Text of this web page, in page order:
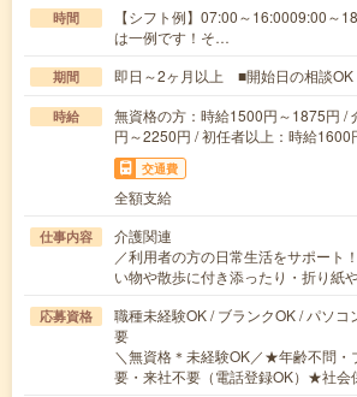
時間
【シフト例】07:00～16:0009:00～
は一例です！そ…
期間 即日～2ヶ月以上 ■開始日の相談OK
時給
無資格の方：時給1500円～1875円 /
円～2250円 / 初任者以上：時給1600
交通費
全額支給
仕事内容
介護関連
／利用者の方の日常生活をサポー
い物や散歩に付き添ったり・折り紙
応募資格
職種未経験OK / ブランクOK / パソコ
要
＼無資格＊未経験OK／★年齢不問
要・来社不要（電話登録OK）★社